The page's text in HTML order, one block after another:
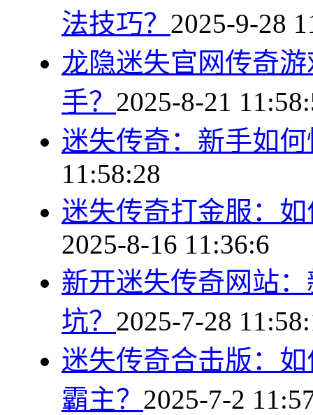
法技巧？ 2025-9-28
龙隐迷失官网传奇
手？ 2025-8-21
迷失传奇：新手如
11:58:28
迷失传奇打金服：
2025-8-16 11:36:6
新开迷失传奇网站
坑？ 2025-7-28
迷失传奇合击版：
霸主？ 2025-7-2